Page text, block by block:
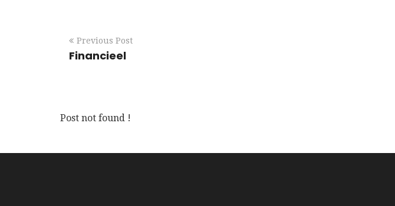
Previous Post
Financieel
Post not found !